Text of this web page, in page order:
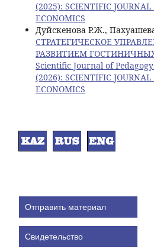
(2025): SCIENTIFIC JOURNAL
ECONOMICS
Дуйскенова Р.Ж.,
СТРАТЕГИЧЕСКОЕ
РАЗВИТИЕМ
Scientific Journal of
(2026): SCIENTIFIC JOURNAL
ECONOMICS
Отправить материал
Свидетельство